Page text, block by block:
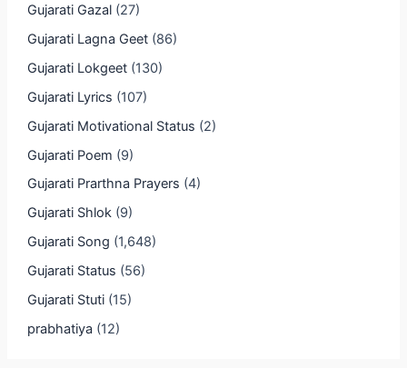
Gujarati Gazal(27)
Gujarati Lagna Geet(86)
Gujarati Lokgeet(130)
Gujarati Lyrics (107)
Gujarati Motivational Status (2)
Gujarati Poem (9)
Gujarati Prarthna Prayers (4)
Gujarati Shlok(9)
Gujarati Song (1,648)
Gujarati Status (56)
Gujarati Stuti(15)
prabhatiya (12)